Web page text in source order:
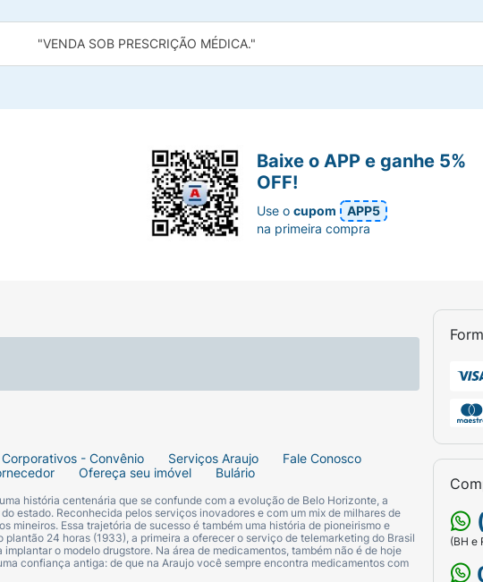
"VENDA SOB PRESCRIÇÃO MÉDICA."
- Convênio Serviços Araujo
Fale Conosco
Ofereça seu imóvel Bulário
história centenária que se confunde com a evolução de Belo Horizonte, a
estado. Reconhecida pelos serviços inovadores e com um mix de milhares de
mineiros. Essa trajetória de sucesso é também uma história de pioneirismo e
24 horas (1933), a primeira a oferecer o serviço de telemarketing do Brasil
o modelo drugstore. Na área de medicamentos, também não é de hoje
confiança antiga: de que na Araujo você sempre encontra medicamentos com
(BH e
Baixe o APP e ganhe 5%
OFF!
Use ocupom
APP5
na primeira compra